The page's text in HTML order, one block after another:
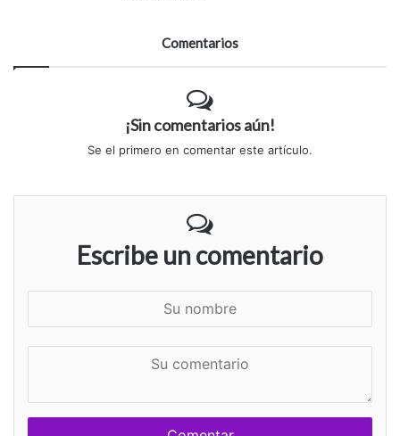
Comentarios
¡Sin comentarios aún!
Se el primero en comentar este artículo.
Escribe un comentario